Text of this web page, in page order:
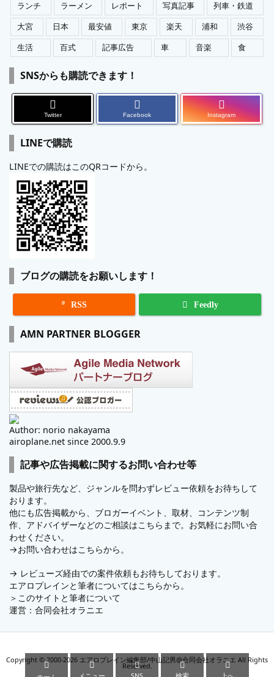
ランチ
ラーメン レポート 写真記事
列車・鉄道
大宮
日本 最安値 東京 楽天 浦和
渋谷
生活
百式 記事広告 車 音楽 食
SNSからも購読できます！
Twitter Facebook Instagram
LINEで購読
LINEでの購読はこのQRコードから。
ブログの購読をお願いします！
 RSS Feedly
AMN PARTNER BLOGGER
Author: norio nakayama
airoplane.net since 2000.9.9
記事や広告掲載に関するお問い合わせ等
製品や旅行先など、ジャンルを問わずレビュー依頼をお待ちして
おります。
他にも広告掲載から、ブロガーイベント、取材、コンテンツ制
作、アドバイザーなどのご相談はこちらまで。お気軽にお問い合
わせください。
→お問い合わせはこちらから。
→ レビューズ経由での案件依頼もお待ちしております。
エアロプレインと筆者についてはこちらから。
＞ このサイトと筆者について
運営： 合同会社オラニエ
Copyright ©2000-2026 エアロプレイン編集部/中山記男@合同会社オラニエ All Rights
Reserved.
    